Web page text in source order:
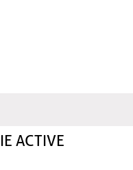
ACTIVE